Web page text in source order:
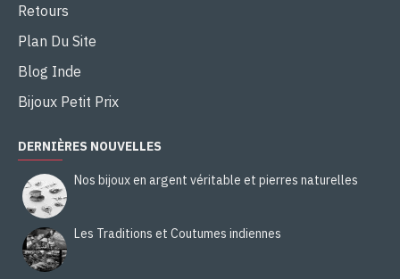
Retours
Plan Du Site
Blog Inde
Bijoux Petit Prix
DERNIÈRES NOUVELLES
Nos bijoux en argent véritable et pierres naturelles
Les Traditions et Coutumes indiennes